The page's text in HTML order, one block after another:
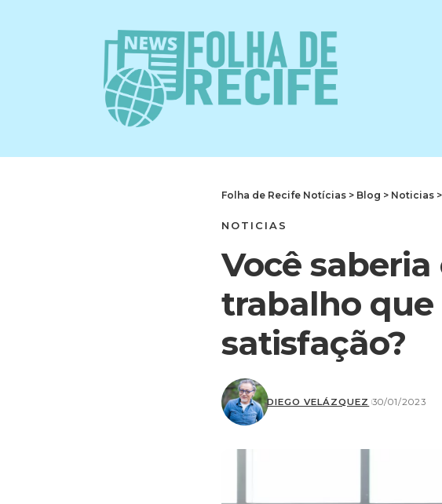
Folha de Recife Notícias > Blog > Noticias >
NOTICIAS
Você
trabalho
satisfação?
DIEGO VELÁZQUEZ 30/01/2023